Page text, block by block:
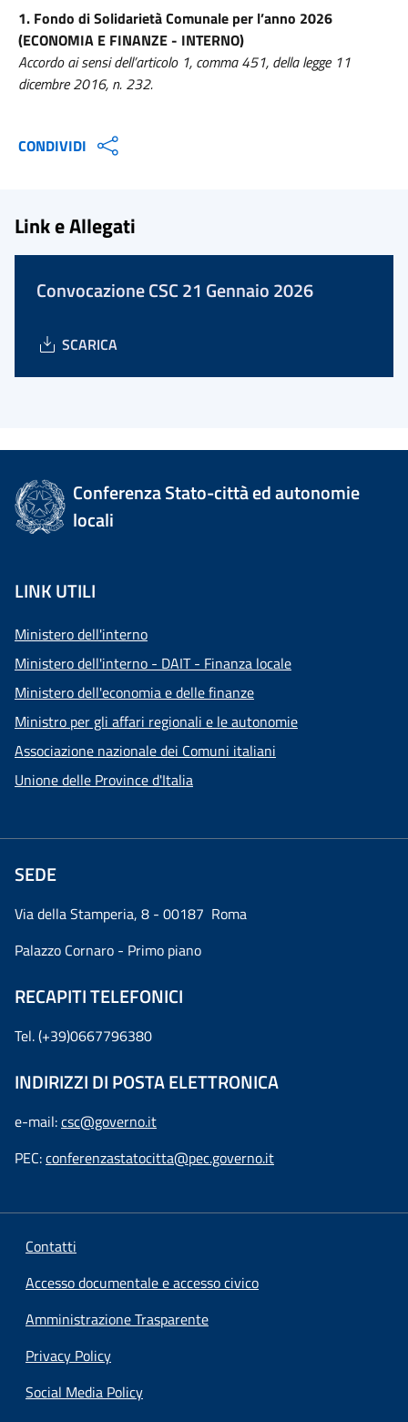
1. Fondo di Solidarietà Comunale per l’anno 2026
(ECONOMIA E FINANZE - INTERNO)
Accordo ai sensi dell’articolo 1, comma 451, della legge 11
dicembre 2016, n. 232.
CONDIVIDI
Link e Allegati
Convocazione CSC 21 Gennaio 2026
SCARICA
Conferenza Stato-città ed autonomie
locali
LINK UTILI
Ministero dell'interno
Ministero dell'interno - DAIT - Finanza locale
Ministero dell'economia e delle finanze
Ministro per gli affari regionali e le autonomie
Associazione nazionale dei Comuni italiani
Unione delle Province d'Italia
SEDE
Via della Stamperia, 8 - 00187 Roma
Palazzo Cornaro - Primo piano
RECAPITI TELEFONICI
Tel. (+39)0667796380
INDIRIZZI DI POSTA ELETTRONICA
e-mail:csc@governo.it
PEC:conferenzastatocitta@pec.governo.it
Contatti
Accesso documentale e accesso civico
Amministrazione Trasparente
Privacy Policy
Social Media Policy